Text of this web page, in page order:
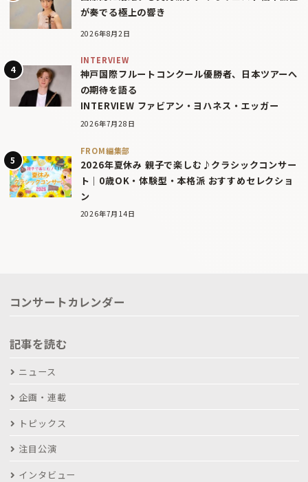
が奏でる極上の響き
2026年8月2日
INTERVIEW
神戸国際フルートコンクール優勝者、日本ツアーへ
の期待を語る
INTERVIEW ファビアン・ヨハネス・エッガー
2026年7月28日
FROM編集部
2026年夏休み 親子で楽しむ♪クラシックコンサー
ト｜0歳OK・体験型・本格派 おすすめセレクショ
ン
2026年7月14日
コンサートカレンダー
記事を読む
ニュース
企画・連載
トピックス
注目公演
インタビュー